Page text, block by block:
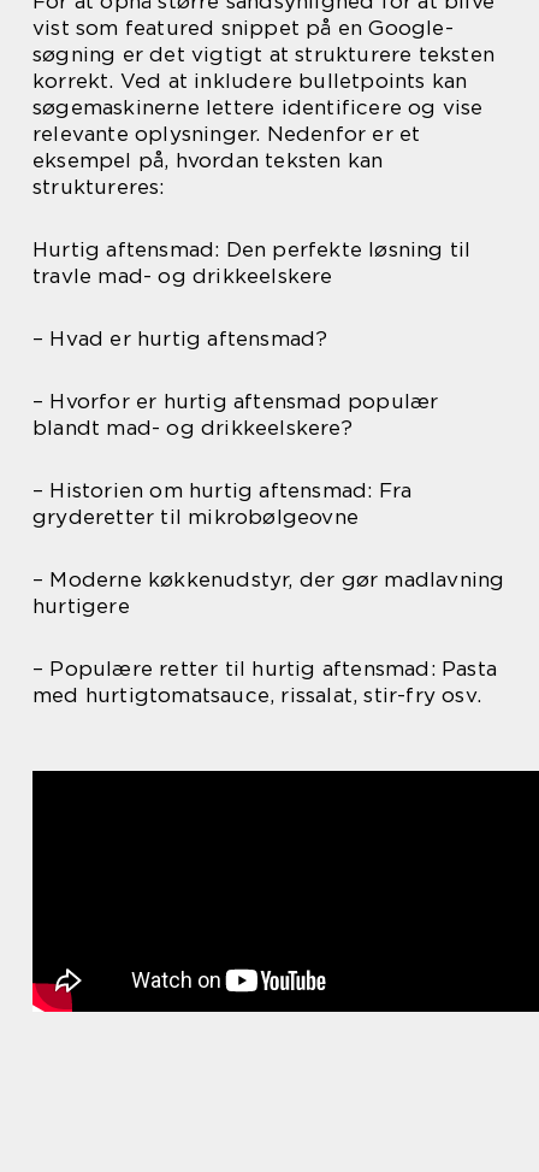
vist som featured snippet på en Google-
søgning er det vigtigt at strukturere teksten
korrekt. Ved at inkludere bulletpoints kan
søgemaskinerne lettere identificere og vise
relevante oplysninger. Nedenfor er et
eksempel på, hvordan teksten kan
struktureres:
Hurtig aftensmad: Den perfekte løsning til
travle mad- og drikkeelskere
– Hvad er hurtig aftensmad?
– Hvorfor er hurtig aftensmad populær
blandt mad- og drikkeelskere?
– Historien om hurtig aftensmad: Fra
gryderetter til mikrobølgeovne
– Moderne køkkenudstyr, der gør madlavning
hurtigere
– Populære retter til hurtig aftensmad: Pasta
med hurtigtomatsauce, rissalat, stir-fry osv.